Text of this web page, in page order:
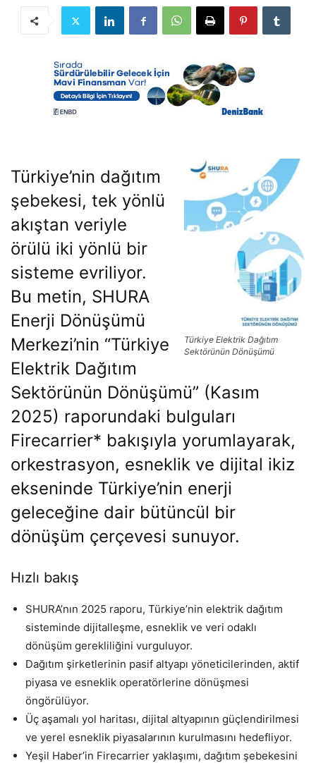
Türkiye Elektrik Dağıtım
Sektörünün Dönüşümü
Türkiye’nin dağıtım
şebekesi, tek yönlü
akıştan veriyle
örülü iki yönlü bir
sisteme evriliyor.
Bu metin, SHURA
Enerji Dönüşümü
Merkezi’nin “Türkiye
Elektrik Dağıtım
Sektörünün Dönüşümü” (Kasım
2025) raporundaki bulguları
Firecarrier* bakışıyla yorumlayarak,
orkestrasyon, esneklik ve dijital ikiz
ekseninde Türkiye’nin enerji
geleceğine dair bütüncül bir
dönüşüm çerçevesi sunuyor.
Hızlı bakış
SHURA’nın 2025 raporu, Türkiye’nin elektrik dağıtım
sisteminde dijitalleşme, esneklik ve veri odaklı
dönüşüm gerekliliğini vurguluyor.
Dağıtım şirketlerinin pasif altyapı yöneticilerinden, aktif
piyasa ve esneklik operatörlerine dönüşmesi
öngörülüyor.
Üç aşamalı yol haritası, dijital altyapının güçlendirilmesi
ve yerel esneklik piyasalarının kurulmasını hedefliyor.
Yeşil Haber’in Firecarrier yaklaşımı, dağıtım şebekesini